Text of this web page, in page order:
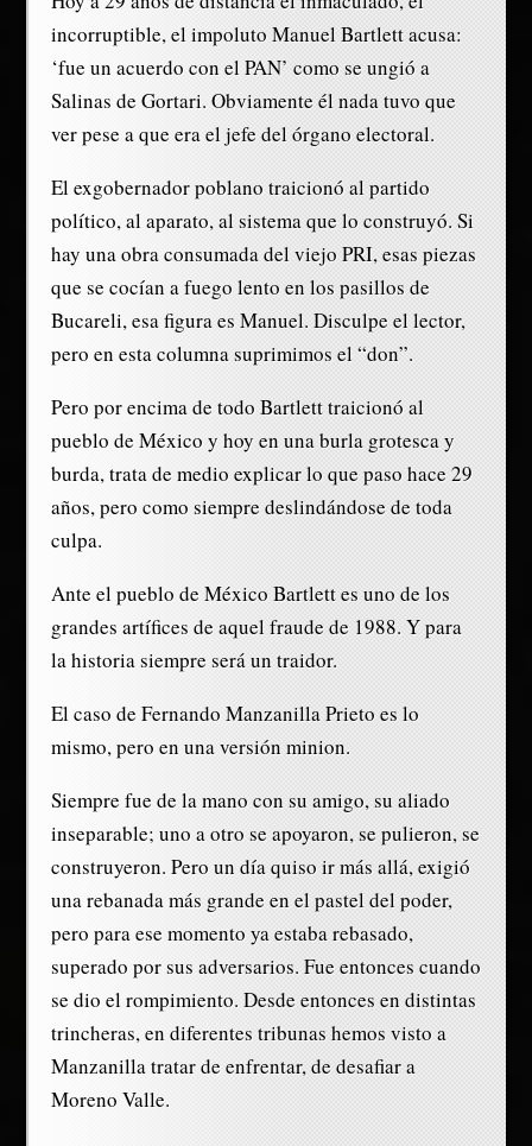
incorruptible, el impoluto Manuel Bartlett acusa:
‘fue un acuerdo con el PAN’ como se ungió a
Salinas de Gortari. Obviamente él nada tuvo que
ver pese a que era el jefe del órgano electoral.
El exgobernador poblano traicionó al partido
político, al aparato, al sistema que lo construyó. Si
hay una obra consumada del viejo PRI, esas piezas
que se cocían a fuego lento en los pasillos de
Bucareli, esa figura es Manuel. Disculpe el lector,
pero en esta columna suprimimos el “don”.
Pero por encima de todo Bartlett traicionó al
pueblo de México y hoy en una burla grotesca y
burda, trata de medio explicar lo que paso hace 29
años, pero como siempre deslindándose de toda
culpa.
Ante el pueblo de México Bartlett es uno de los
grandes artífices de aquel fraude de 1988. Y para
la historia siempre será un traidor.
El caso de Fernando Manzanilla Prieto es lo
mismo, pero en una versión minion.
Siempre fue de la mano con su amigo, su aliado
inseparable; uno a otro se apoyaron, se pulieron, se
construyeron. Pero un día quiso ir más allá, exigió
una rebanada más grande en el pastel del poder,
pero para ese momento ya estaba rebasado,
superado por sus adversarios. Fue entonces cuando
se dio el rompimiento. Desde entonces en distintas
trincheras, en diferentes tribunas hemos visto a
Manzanilla tratar de enfrentar, de desafiar a
Moreno Valle.